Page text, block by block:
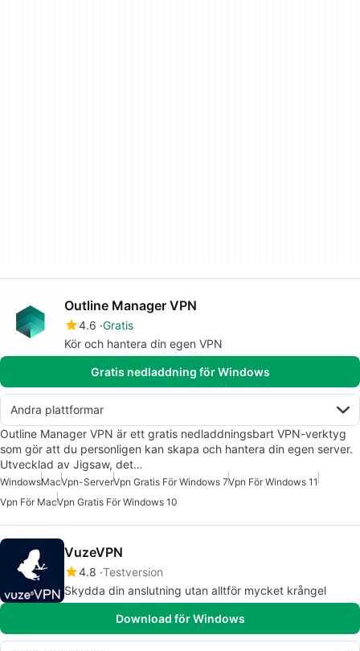
Outline Manager VPN
4.6 Gratis
Kör och hantera din egen VPN
Gratis nedladdning för Windows
Andra plattformar
Outline Manager VPN är ett gratis nedladdningsbart VPN-verktyg
som gör att du personligen kan skapa och hantera din egen server.
Utvecklad av Jigsaw, det…
WindowsMacVpn-ServerVpn Gratis För Windows 7Vpn För Windows 11
Vpn För MacVpn Gratis För Windows 10
VuzeVPN
4.8 Testversion
Skydda din anslutning utan alltför mycket krångel
Download för Windows